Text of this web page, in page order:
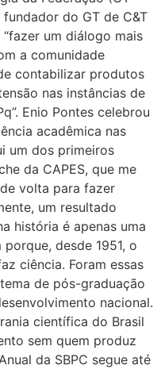
do GT de C&T
um diálogo mais
a comunidade
contabilizar produtos
nas instâncias de
Enio Pontes celebrou
acadêmica nas
um dos primeiros
da CAPES, que me
volta para fazer
um resultado
história é apenas uma
desde 1951, o
ciência. Foram essas
de pós-graduação
nacional.
científica do Brasil
sem quem produz
da SBPC segue até